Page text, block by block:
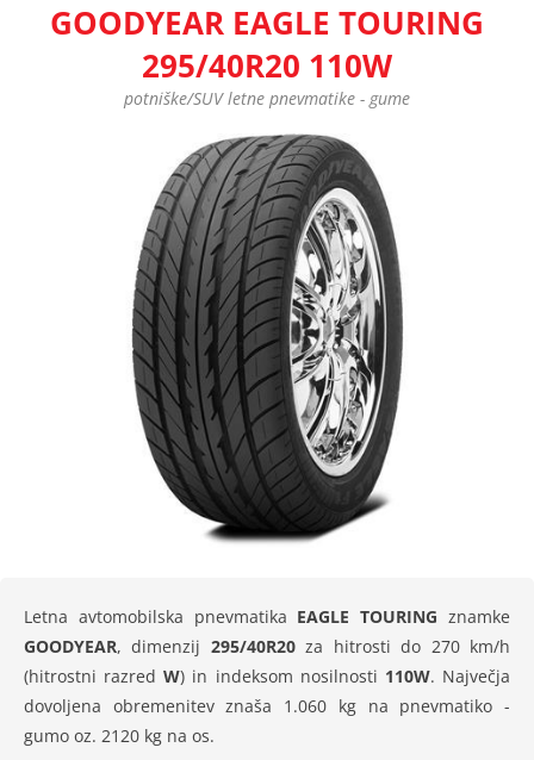
GOODYEAR EAGLE TOURING
295/40R20 110W
potniške/SUV letne pnevmatike - gume
Letna avtomobilska pnevmatika EAGLE TOURING znamke
GOODYEAR, dimenzij 295/40R20za hitrosti do 270 km/h
(hitrostni razredW) in indeksom nosilnosti 110W. Največja
dovoljena obremenitev znaša 1.060 kg na pnevmatiko -
gumo oz. 2120 kg na os.